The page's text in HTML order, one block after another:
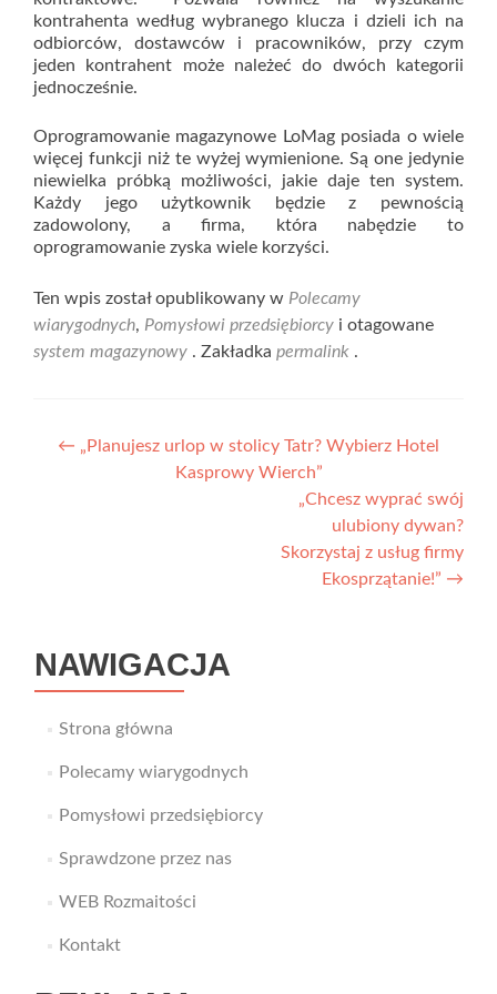
kontrahenta według wybranego klucza i dzieli ich na
odbiorców, dostawców i pracowników, przy czym
jeden kontrahent może należeć do dwóch kategorii
jednocześnie.
Oprogramowanie magazynowe LoMag posiada o wiele
więcej funkcji niż te wyżej wymienione. Są one jedynie
niewielka próbką możliwości, jakie daje ten system.
Każdy jego użytkownik będzie z pewnością
zadowolony, a firma, która nabędzie to
oprogramowanie zyska wiele korzyści.
Ten wpis został opublikowany w Polecamy
wiarygodnych, Pomysłowi przedsiębiorcy i otagowane
system magazynowy . Zakładka permalink .
Nawigacja
← „Planujesz urlop w stolicy Tatr? Wybierz Hotel
Kasprowy Wierch”
„Chcesz wyprać swój
ulubiony dywan?
Skorzystaj z usług firmy
Ekosprzątanie!” →
NAWIGACJA
Strona główna
Polecamy wiarygodnych
Pomysłowi przedsiębiorcy
Sprawdzone przez nas
WEB Rozmaitości
Kontakt